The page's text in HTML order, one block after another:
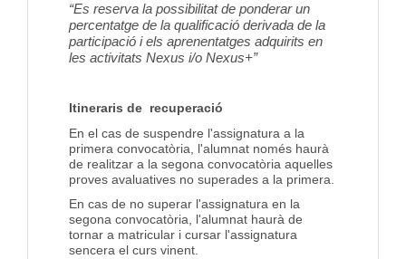
“Es reserva la possibilitat de ponderar un
percentatge de la qualificació derivada de la
participació i els aprenentatges adquirits en
les activitats Nexus i/o Nexus+”
Itineraris de recuperació
En el cas de suspendre l'assignatura a la
primera convocatòria, l'alumnat només haurà
de realitzar a la segona convocatòria aquelles
proves avaluatives no superades a la primera.
En cas de no superar l'assignatura en la
segona convocatòria, l'alumnat haurà de
tornar a matricular i cursar l'assignatura
sencera el curs vinent.